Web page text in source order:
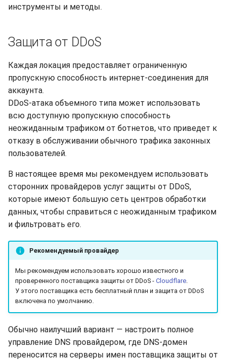
s
a
r
c
i
g
Безопасность
Интеграция
Эффективность
Общий доступ
Скачивание файла
инструменты и методы.
Защита от DDoS
Каждая локация предоставляет ограниченную
пропускную способность интернет-соединения для
аккаунта.
DDoS-атака объемного типа может использовать
всю доступную пропускную способность
неожиданным трафиком от ботнетов, что приведет к
отказу в обслуживании обычного трафика законных
пользователей.
В настоящее время мы рекомендуем использовать
сторонних провайдеров услуг защиты от DDoS,
которые имеют большую сеть центров обработки
данных, чтобы справиться с неожиданным трафиком
и фильтровать его.
Рекомендуемый провайдер
Мы рекомендуем использовать хорошо известного и
проверенного поставщика защиты от DDoS - Cloudflare.
У этого поставщика есть бесплатный план и защита от DDoS
включена по умолчанию.
Обычно наилучший вариант — настроить полное
управление DNS провайдером, где DNS-домен
переносится на серверы имен поставщика защиты от